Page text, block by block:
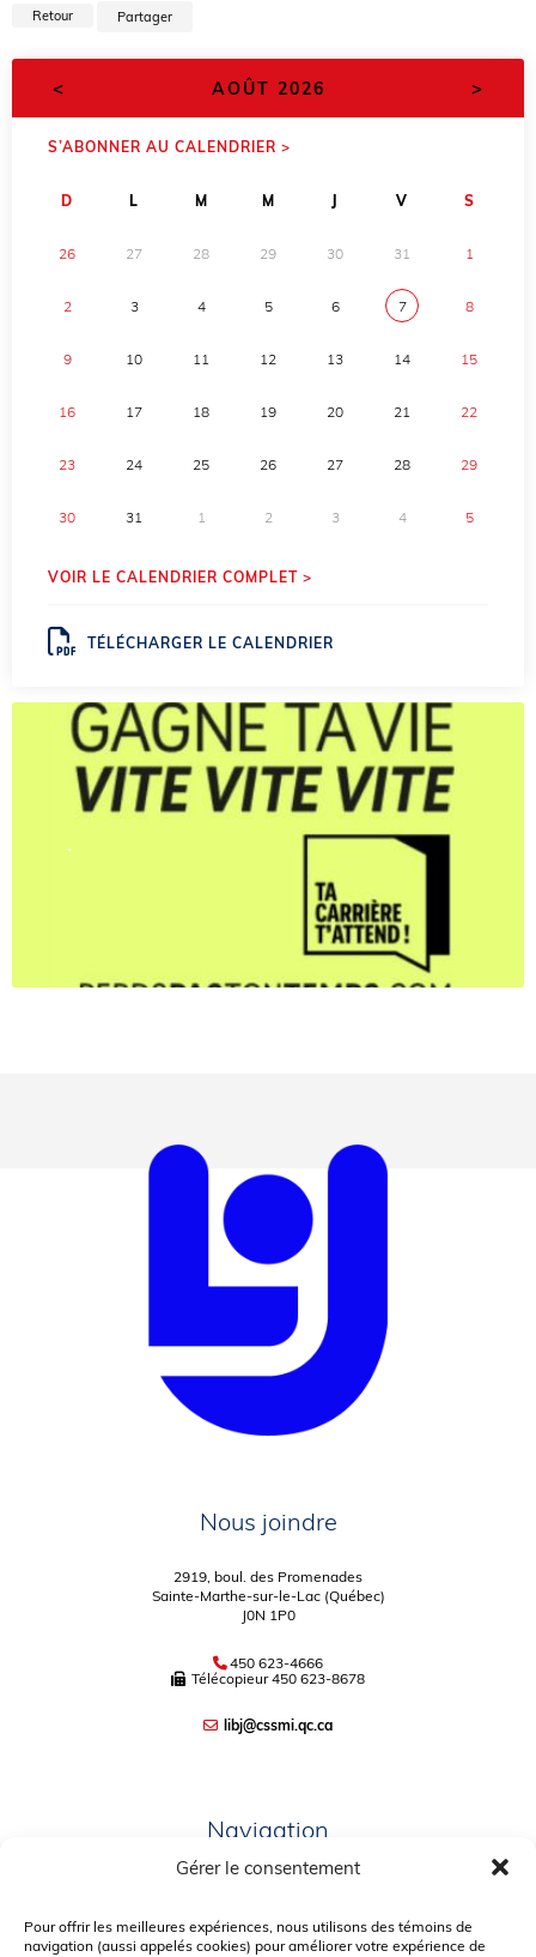
Gérer le consentement
Pour offrir les meilleures expériences, nous utilisons des témoins de
navigation (aussi appelés cookies) pour améliorer votre expérience de
Retour Partager
< AOÛT 2026 >
S’ABONNER AU CALENDRIER >
D L M M V S
26 27 28 29 30 31 1
2 3 4 5 6 7 8
9 10 11 12 13 14 15
16 17 18 19 20 21 22
23 24 25 26 27 28 29
30 31 1 2 3 4 5
VOIR LE CALENDRIER COMPLET >
TÉLÉCHARGER LE CALENDRIER
.
Nous joindre
2919, boul. des Promenades
Sainte-Marthe-sur-le-Lac (Québec)
J0N 1P0
450 623-4666
Télécopieur450 623-8678
libj@cssmi.qc.ca
Navigation
PORTAIL PARENTS